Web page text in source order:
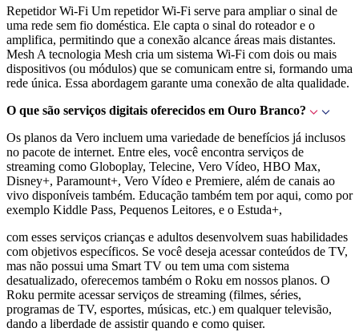
Repetidor Wi-Fi Um repetidor Wi-Fi serve para ampliar o sinal de
uma rede sem fio doméstica. Ele capta o sinal do roteador e o
amplifica, permitindo que a conexão alcance áreas mais distantes.
Mesh A tecnologia Mesh cria um sistema Wi-Fi com dois ou mais
dispositivos (ou módulos) que se comunicam entre si, formando uma
rede única. Essa abordagem garante uma conexão de alta qualidade.
O que são serviços digitais oferecidos em Ouro Branco?
Os planos da Vero incluem uma variedade de benefícios já inclusos
no pacote de internet. Entre eles, você encontra serviços de
streaming como Globoplay, Telecine, Vero Vídeo, HBO Max,
Disney+, Paramount+, Vero Vídeo e Premiere, além de canais ao
vivo disponíveis também. Educação também tem por aqui, como por
exemplo Kiddle Pass, Pequenos Leitores, e o Estuda+,
com esses serviços crianças e adultos desenvolvem suas habilidades
com objetivos específicos. Se você deseja acessar conteúdos de TV,
mas não possui uma Smart TV ou tem uma com sistema
desatualizado, oferecemos também o Roku em nossos planos. O
Roku permite acessar serviços de streaming (filmes, séries,
programas de TV, esportes, músicas, etc.) em qualquer televisão,
dando a liberdade de assistir quando e como quiser.